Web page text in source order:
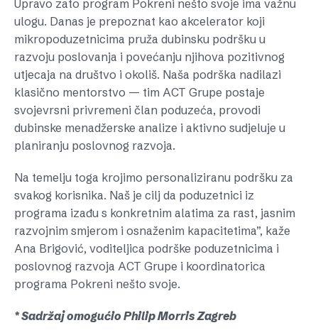
Upravo zato program Pokreni nešto svoje ima važnu
ulogu. Danas je prepoznat kao akcelerator koji
mikropoduzetnicima pruža dubinsku podršku u
razvoju poslovanja i povećanju njihova pozitivnog
utjecaja na društvo i okoliš. Naša podrška nadilazi
klasično mentorstvo — tim ACT Grupe postaje
svojevrsni privremeni član poduzeća, provodi
dubinske menadžerske analize i aktivno sudjeluje u
planiranju poslovnog razvoja.
Na temelju toga krojimo personaliziranu podršku za
svakog korisnika. Naš je cilj da poduzetnici iz
programa izađu s konkretnim alatima za rast, jasnim
razvojnim smjerom i osnaženim kapacitetima”, kaže
Ana Brigović, voditeljica podrške poduzetnicima i
poslovnog razvoja ACT Grupe i koordinatorica
programa Pokreni nešto svoje.
* Sadržaj omogućio Philip Morris Zagreb